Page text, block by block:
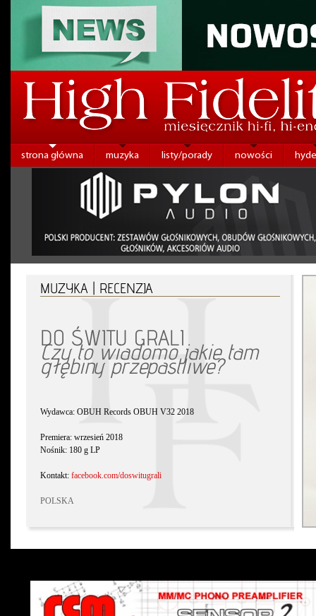
strona główna muzyka listy/porady nowości
MUZYKA | RECENZJA
DO ŚWITU GRALI
Czy to wiadomo jakie tam
głębiny przepastliwe?
Wydawca: OBUH Records OBUH V32 2018
Premiera: wrzesień 2018
Nośnik: 180 g LP
Kontakt: facebook.com/doswitugrali
POLSKA